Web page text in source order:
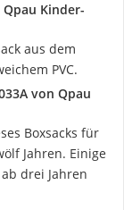
Kinder-
aus dem
PVC.
von Qpau
Boxsacks für
Jahren. Einige
drei Jahren